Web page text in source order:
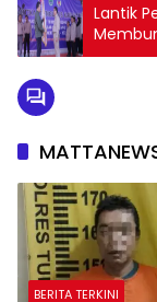
Lantik
BERITA TERKINI